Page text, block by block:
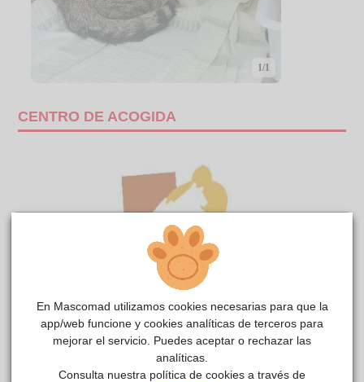
1/1
CENTRO DE ACOGIDA
reside actualmente en el centro de acogida
En Mascomad utilizamos cookies necesarias para que la
app/web funcione y cookies analíticas de terceros para
mejorar el servicio. Puedes aceptar o rechazar las
analíticas.
Consulta nuestra política de cookies a través de